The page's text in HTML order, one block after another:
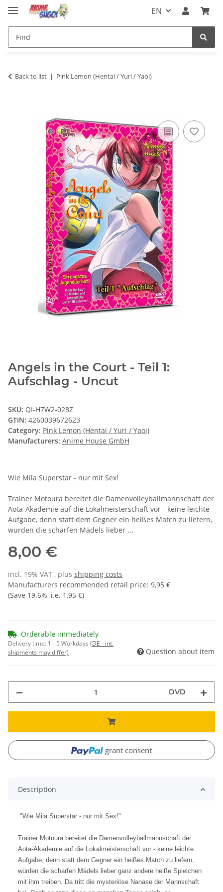
EN
Back to list Pink Lemon (Hentai / Yuri / Yaoi)
Angels in the Court - Teil 1:
Aufschlag - Uncut
SKU: QI-H7W2-028Z
GTIN: 4260039672623
Category: Pink Lemon (Hentai / Yuri / Yaoi)
Manufacturers: Anime House GmbH
Wie Mila Superstar - nur mit Sex!
Trainer Motoura bereitet die Damenvolleyballmannschaft der
Aota-Akademie auf die Lokalmeisterschaft vor - keine leichte
Aufgabe, denn statt dem Gegner ein heißes Match zu liefern,
würden die scharfen Mädels lieber ...
8,00 €
incl. 19% VAT , plus shipping costs
Manufacturers recommended retail price: 9,95 €
(Save 19.6%, i.e. 1,95 €)
Orderable immediately
Delivery time: 1 - 5 Workdays (DE - int.
shipments may differ)
Question about item
DVD
grant consent
Description
"Wie Mila Superstar - nur mit Sex!"
Trainer Motoura bereitet die Damenvolleyballmannschaft der
Aota-Akademie auf die Lokalmeisterschaft vor - keine leichte
Aufgabe, denn statt dem Gegner ein heißes Match zu liefern,
würden die scharfen Mädels lieber ganz andere heiße Spielchen
mit ihm treiben. Da tritt die mysteriöse Nanase der Mannschaft